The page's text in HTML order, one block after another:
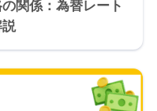
関係：為替レート